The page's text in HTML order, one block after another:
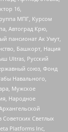
16,
МПГ, Курсом
Автоград Крю,
пансионат Ак Умут,
Башкорт, Нация
Ultras, Русский
союз, Фонд
Навального,
Мужское
Народное
Светлых
Platforms Inc,